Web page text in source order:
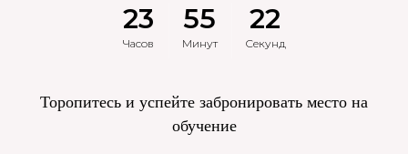
23
Часов
55
Минут
21
Секунд
Торопитесь и успейте забронировать место на
обучение